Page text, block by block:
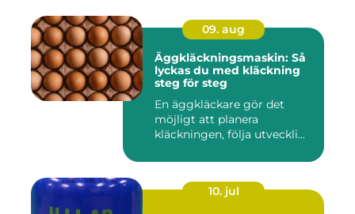
09. aug
Äggkläckningsmaskin: Så
lyckas du med kläckning
steg för steg
En äggkläckare gör det
möjligt att planera
kläckningen, följa utveckli...
10. jul